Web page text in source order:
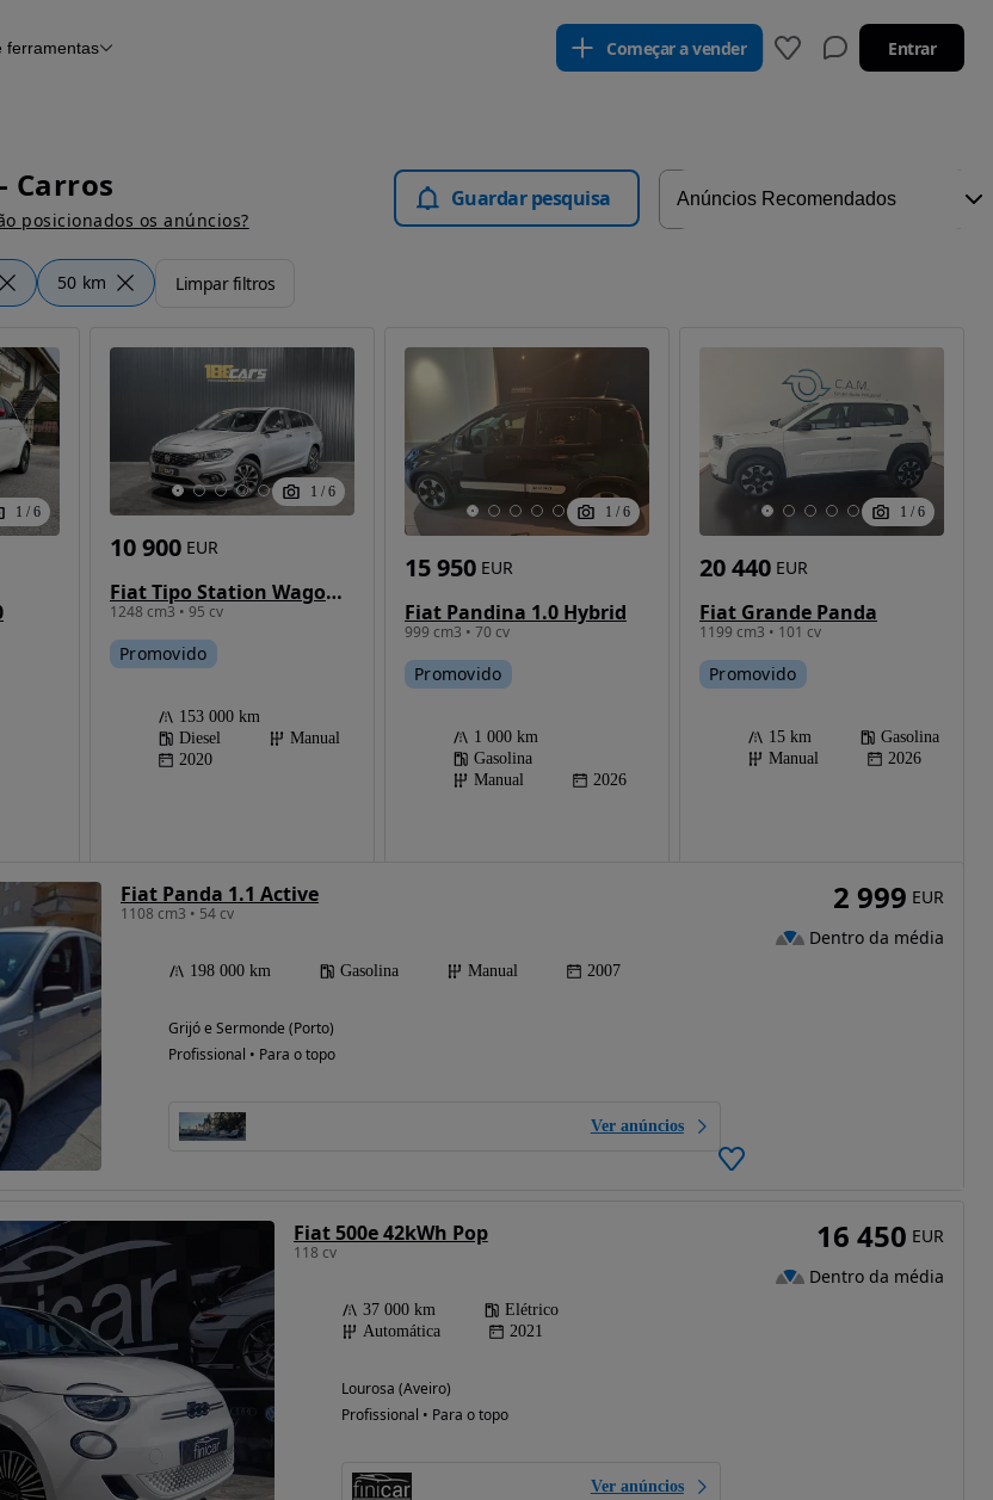
ferramentas Começar a vender Entrar
Carros
posicionados os anúncios?
Guardar pesquisa
50 km Limpar filtros
1 / 6
1 / 6
Fiat Tipo Station Wagon 1.3 M-Jet Lounge J17
1248 cm3 • 95 cv
10 900 EUR
Promovido
153 000 km
Diesel
Manual
2020
1 / 6
Fiat Pandina 1.0 Hybrid
999 cm3 • 70 cv
15 950 EUR
Promovido
1 000 km
Gasolina
Manual
2026
1 / 6
Fiat Grande Panda
1199 cm3 • 101 cv
20 440 EUR
Promovido
15 km
Gasolina
Manual
2026
Fiat Panda 1.1 Active
1108 cm3 • 54 cv
198 000 km Gasolina Manual 2007
Grijó e Sermonde (Porto)
Profissional • Para o topo
Ver anúncios
2 999 EUR
Dentro da média
Fiat 500e 42kWh Pop
118 cv
37 000 km
Elétrico
Automática
2021
Lourosa (Aveiro)
Profissional • Para o topo
Ver anúncios
16 450 EUR
Dentro da média